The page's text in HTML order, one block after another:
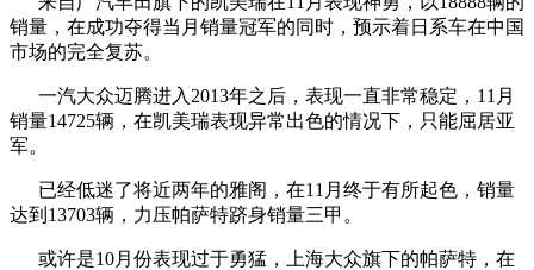
销量，在成功夺得当月销量冠军的同时，预示着日系车在中国
市场的完全复苏。
一汽大众迈腾进入2013年之后，表现一直非常稳定，11月
销量14725辆，在凯美瑞表现异常出色的情况下，只能屈居亚
军。
已经低迷了将近两年的雅阁，在11月终于有所起色，销量
达到13703辆，力压帕萨特跻身销量三甲。
或许是10月份表现过于勇猛，上海大众旗下的帕萨特，在